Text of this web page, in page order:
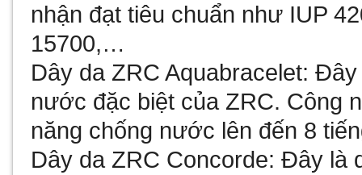
nhận đạt tiêu chuẩn như IUP
15700,…
Dây da ZRC Aquabracelet:
nước đặc biệt của ZRC. Công
năng chống nước lên đến 8
Dây da ZRC Concorde: Đây là